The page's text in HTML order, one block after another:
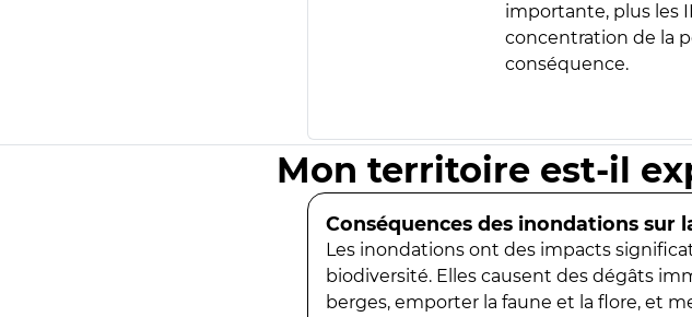
importante, plus les
concentration de la
conséquence.
Mon territoire est-il
Conséquences des inondations sur
Les inondations ont des impacts
biodiversité. Elles causent des dégâts
berges, emporter la faune et la flore, et